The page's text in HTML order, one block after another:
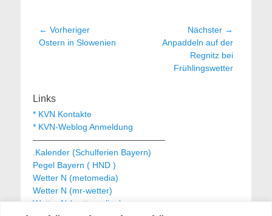
Beitragsnavigation
← Vorheriger
Vorheriger
Ostern in Slowenien
Nächster →
NächsterAnpaddeln auf der
Regnitz bei
Frühlingswetter
Links
* KVN Kontakte
* KVN-Weblog Anmeldung
———————————————–
.Kalender (Schulferien Bayern)
Pegel Bayern ( HND )
Wetter N (metomedia)
Wetter N (mr-wetter)
Wetter N (wetteronline)